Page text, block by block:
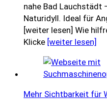
nahe Bad
Naturidyll. Ideal für
[weiter lesen] Wie
Klicke [weiter lesen]
Mehr Sichtbarkeit für